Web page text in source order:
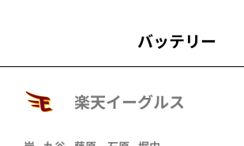
バッテリー
楽天イーグルス